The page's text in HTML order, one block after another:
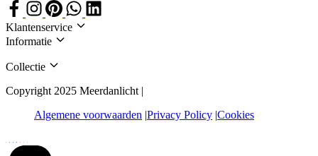
Klantenservice
Informatie
Collectie
Copyright 2025 Meerdanlicht |
Algemene voorwaarden Privacy Policy Cookies